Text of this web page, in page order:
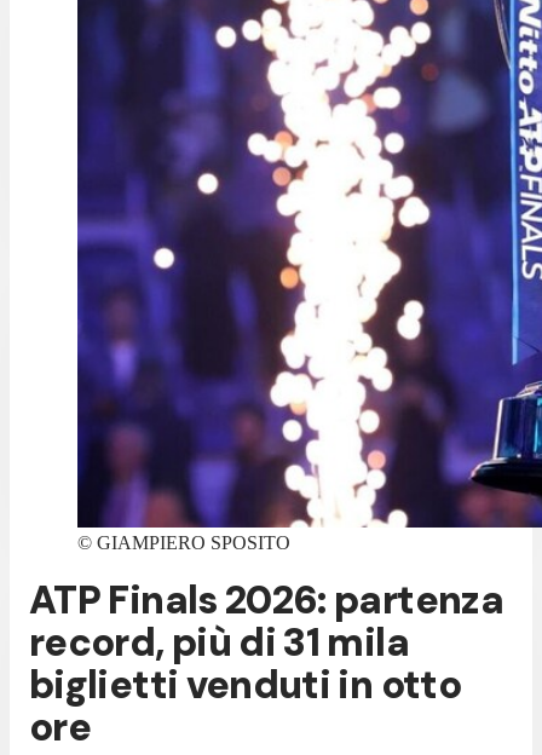
© GIAMPIERO SPOSITO
ATP Finals 2026: partenza
record, più di 31 mila
biglietti venduti in otto
ore